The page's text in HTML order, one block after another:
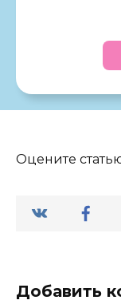
Оцените
Добавить